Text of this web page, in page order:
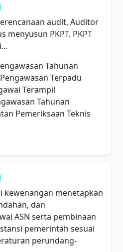
audit, Auditor
menyusun PKPT. PKPT
Tahunan
Terpadu
Terampil
Tahunan
Pemeriksaan Teknis
kewenangan menetapkan
dan
ASN serta pembinaan
pemerintah sesuai
perundang-